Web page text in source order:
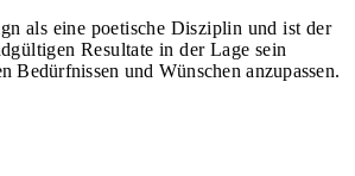
als eine poetische Disziplin und ist der
Resultate in der Lage sein
Bedürfnissen und Wünschen anzupassen.